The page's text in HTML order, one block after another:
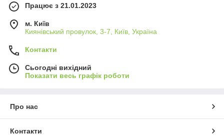
Працює з 21.01.2023
м. Київ
Киянівський провулок, 3-7, Київ, Україна
Контакти
Сьогодні вихідний
Показати весь графік роботи
Про нас
Контакти